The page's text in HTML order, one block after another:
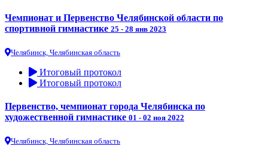
Чемпионат и Первенство Челябинской области по
спортивной гимнастике 25 - 28 янв 2023
Челябинск, Челябинская область
Итоговый протокол
Итоговый протокол
Первенство, чемпионат города Челябинска по
художественной гимнастике 01 - 02 ноя 2022
Челябинск, Челябинская область